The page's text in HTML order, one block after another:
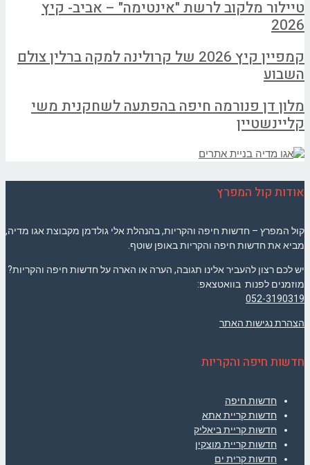
טיילור מלקוב לרשת "אינטימה" – אביב- קיץ
2026
קמפיין קיץ 2026 של קרולינה למקה ברלין צולם
השבוע
מלון דן פנורמה חיפה בהפתעה לשחקנית משי
קליינשטיין
אודות קול המפרץ
קול המפרץ – חדשות חיפה והקריות, בהנהלת אלי גולדמן מקבוצת אגו מדיה,
מביא את חדשות חיפה והקריות באופן שוטף.
יש לכם רצון להעביר אלינו תגובה, הערה או הארה על חדשות חיפה והקריות?
מוזמנים לפנות בוואטצאפ:
052-3190319
הצהרת נגישות האתר
חדשות חיפה והקריות
חדשות חיפה
חדשות קריית אתא
חדשות קריית ביאליק
חדשות קריית מוצקין
חדשות קרית ים